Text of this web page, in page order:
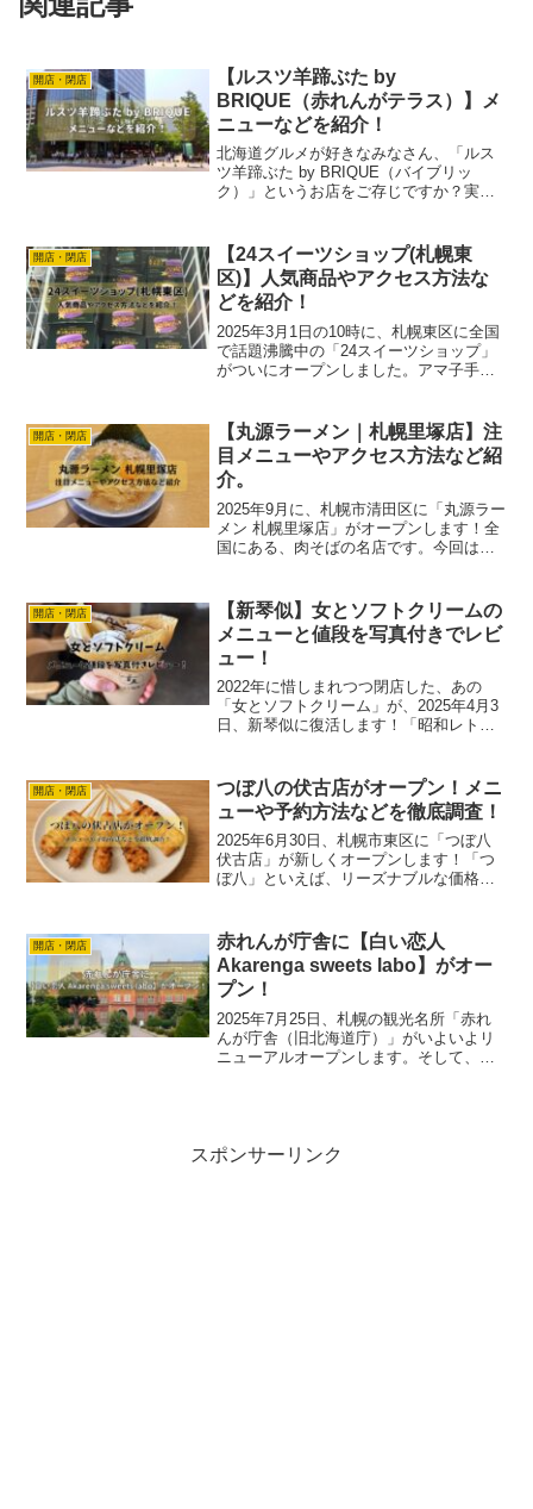
開店・閉店
【ルスツ羊蹄ぶた by
BRIQUE（赤れんがテラス）】メ
ニューなどを紹介！
北海道グルメが好きなみなさん、「ルス
ツ羊蹄ぶた by BRIQUE（バイブリッ
ク）」というお店をご存じですか？実
みに「BRIQUE（ブリック）」はフラン
ス語で煉瓦...
開店・閉店
【24スイーツショップ(札幌東
区)】人気商品やアクセス方法な
どを紹介！
2025年3月1日の10時に、札幌東区に全国
で話題沸騰中の「24スイーツショップ」
がついにオープンしました。アマ子手稲
営業の無人販売所で、100種類以上の魅惑
的なス...
開店・閉店
【丸源ラーメン｜札幌里塚店】注
目メニューやアクセス方法など紹
介。
2025年9月に、札幌市清田区に「丸源ラー
メン 札幌里塚店」がオープンします！全
国にある、肉そばの名店です。今回は
報をまとめてご紹介。「どんなメニュー
があるの？」「値...
開店・閉店
【新琴似】女とソフトクリームの
メニューと値段を写真付きでレビ
ュー！
2022年に惜しまれつつ閉店した、あの
「女とソフトクリーム」が、2025年4月3
日、新琴似に復活します！「昭和レトロ
に朗報です。今回の記事では、新しくな
ったメニューや値...
開店・閉店
つぼ八の伏古店がオープン！メニ
ューや予約方法などを徹底調査！
2025年6月30日、札幌市東区に「つぼ八
伏古店」が新しくオープンします！「つ
ぼ八」といえば、リーズナブルな価格で
「つぼ八」が伏古エリアに初登場という
ことで、アクセス・メ...
開店・閉店
赤れんが庁舎に【白い恋人
Akarenga sweets labo】がオー
プン！
2025年7月25日、札幌の観光名所「赤れ
んが庁舎（旧北海道庁）」がいよいよリ
ニューアルオープンします。そして、同
スポンサーリンク